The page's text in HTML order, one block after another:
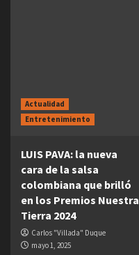
Actualidad
Entretenimiento
LUIS PAVA: la nueva
cara de la salsa
colombiana que brilló
en los Premios Nuestra
Tierra 2024
Carlos "Villada" Duque
mayo 1, 2025